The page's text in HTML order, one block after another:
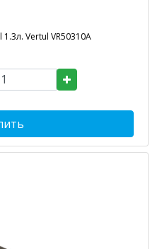
Vertul VR50310A